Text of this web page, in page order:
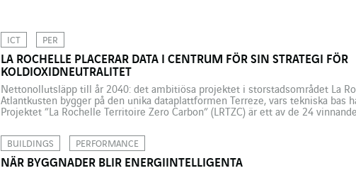
ICT PER
LA ROCHELLE PLACERAR DATA I CENTRUM FÖR SIN STRATEGI FÖR
KOLDIOXIDNEUTRALITET
Nettonollutsläpp till år 2040: det ambitiösa projektet i storstadsområdet La
Atlantkusten bygger på den unika dataplattformen Terreze, vars tekniska bas
Projektet ”La Rochelle Territoire Zero Carbon” (LRTZC) är ett av de 24
Banque […]
BUILDINGS PERFORMANCE
NÄR BYGGNADER BLIR ENERGIINTELLIGENTA